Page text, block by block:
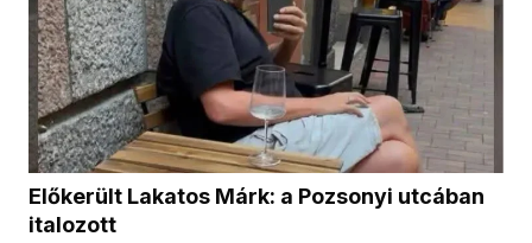
Előkerült Lakatos Márk: a Pozsonyi utcában
italozott